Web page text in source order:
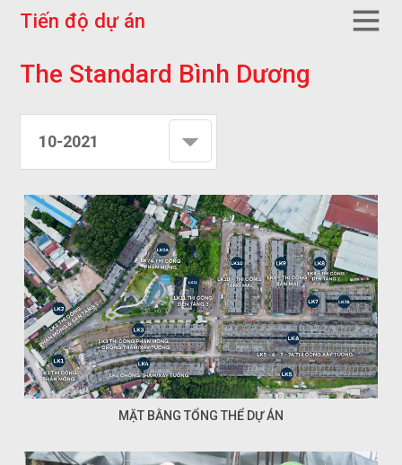
Tiến độ dự án
The Standard Bình Dương
10-2021
MẶT BẰNG TỔNG THỂ DỰ ÁN